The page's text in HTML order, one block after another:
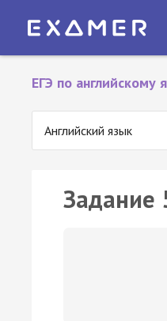
ЕГЭ по английскому
Английский язык
Задание